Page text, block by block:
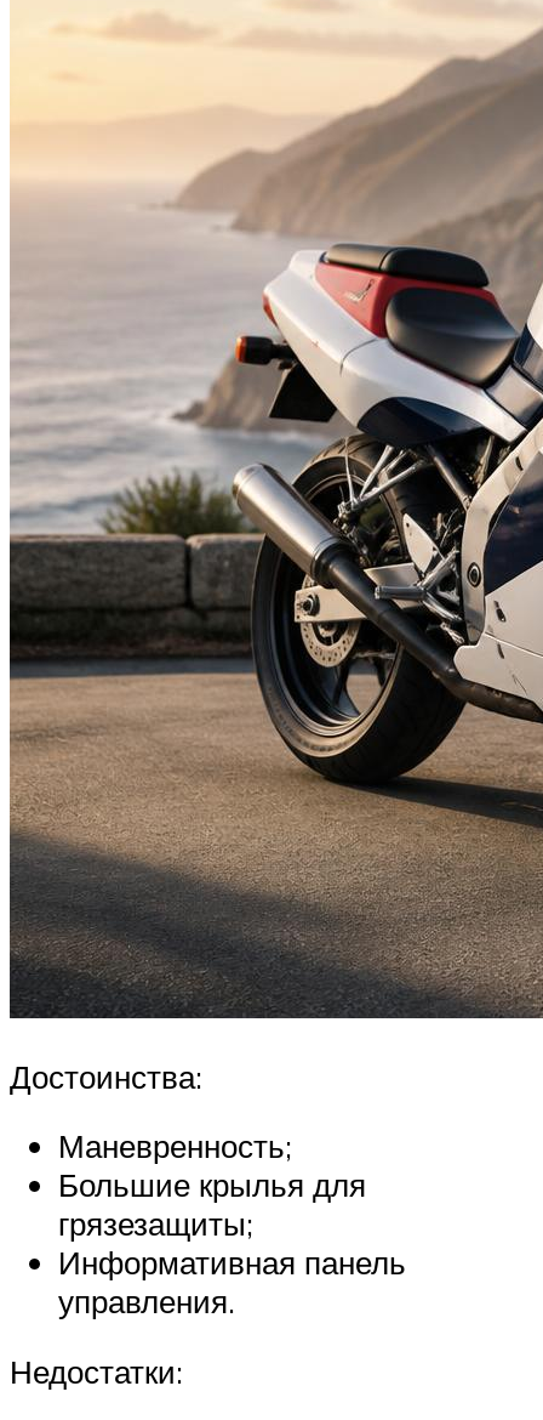
Достоинства:
Маневренность;
Большие крылья для
грязезащиты;
Информативная панель
управления.
Недостатки: